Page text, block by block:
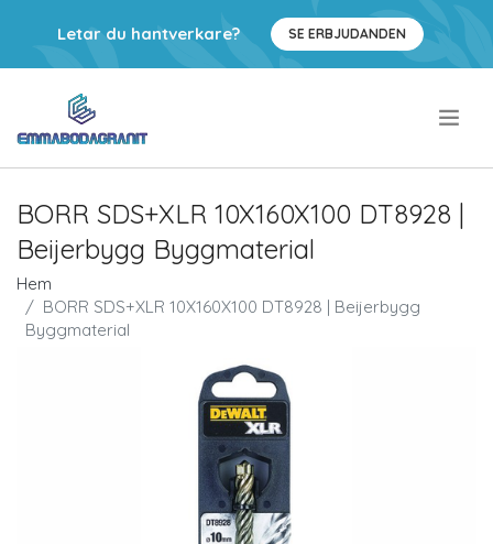
Letar du hantverkare? SE ERBJUDANDEN
BORR SDS+XLR 10X160X100 DT8928 |
Beijerbygg Byggmaterial
Hem
BORR SDS+XLR 10X160X100 DT8928 | Beijerbygg
Byggmaterial